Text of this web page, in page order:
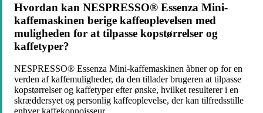
Hvordan kan NESPRESSO® Essenza Mini-
kaffemaskinen berige kaffeoplevelsen med
muligheden for at tilpasse kopstørrelser og
kaffetyper?
NESPRESSO® Essenza Mini-kaffemaskinen åbner op for en
verden af kaffemuligheder, da den tillader brugeren at tilpasse
kopstørrelser og kaffetyper efter ønske, hvilket resulterer i en
skræddersyet og personlig kaffeoplevelse, der kan tilfredsstille